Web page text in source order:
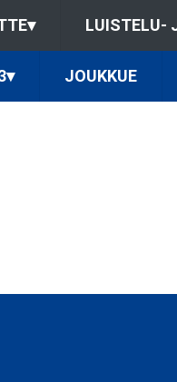
▾ LUISTELU-
▾ JOUKKUE